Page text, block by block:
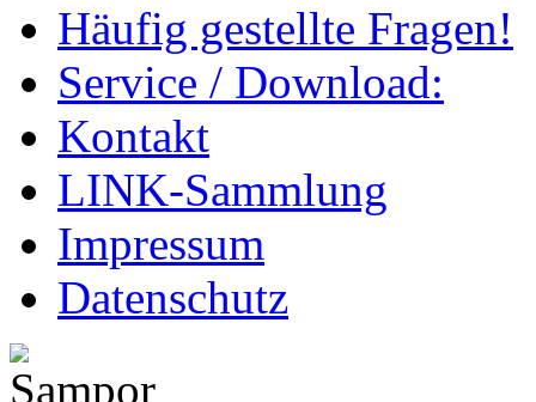
Häufig gestellte Fragen!
Service / Download:
Kontakt
LINK-Sammlung
Impressum
Datenschutz